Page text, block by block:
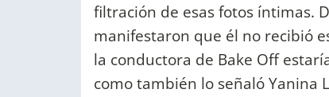
filtración de esas fotos íntimas.
manifestaron que él no recibió
la conductora de Bake Off
como también lo señaló Yanina